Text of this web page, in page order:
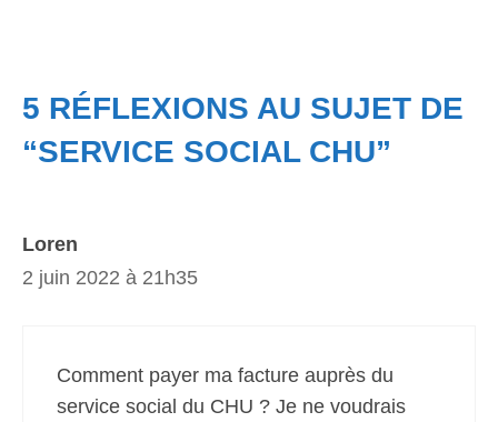
5 RÉFLEXIONS AU SUJET DE
“SERVICE SOCIAL CHU”
Loren
2 juin 2022 à 21h35
Comment payer ma facture auprès du
service social du CHU ? Je ne voudrais